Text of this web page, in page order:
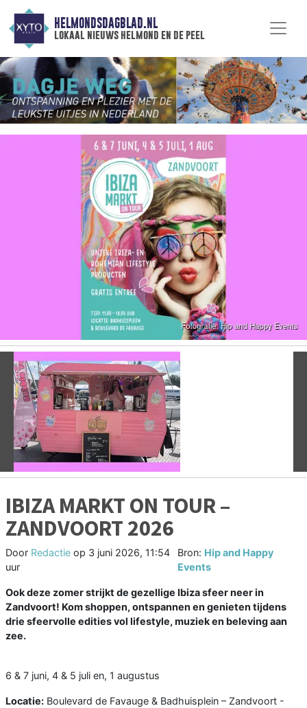
HELMONDSDAGBLAD.NL
lokaal nieuws helmond en de peel
Vorige
IBIZA MARKT ON TOUR –
ZANDVOORT 2026
Door Redactie op 3 juni 2026, 11:54
uur
Bron: Hip and Happy
Events
Ook deze zomer strijkt de gezellige Ibiza sfeer neer in
Zandvoort! Kom shoppen, ontspannen en genieten tijdens
drie sfeervolle edities vol lifestyle, muziek en beleving aan
zee.
6 & 7 juni, 4 & 5 juli en, 1 augustus
Locatie: Boulevard de Favauge & Badhuisplein – Zandvoort -